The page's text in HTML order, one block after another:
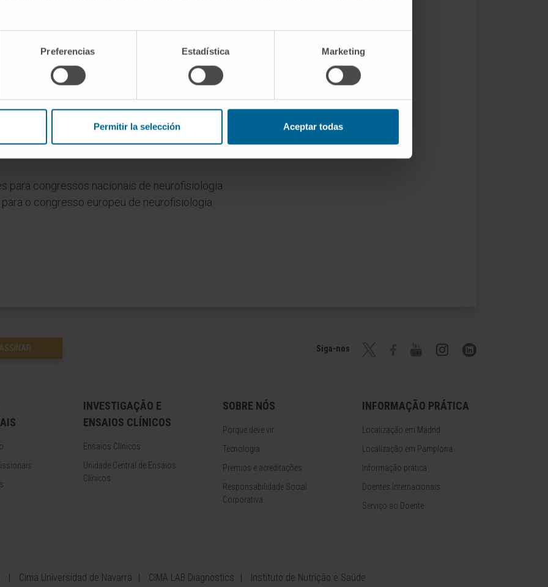
Preferencias Estadística Marketing
Permitir la selección Aceptar todas
de Neurofisiologia Clínica da
de Navarra nas disciplinas de Pré-clínica,
e Neurociências.
para congressos nacionais de neurofisiologia
o congresso europeu de neurofisiologia
ASSINAR Siga-nos
INVESTIGAÇÃO E
ENSAIOS CLÍNICOS
Ensaios Clínicos
Unidade Central de Ensaios
Clínicos
SOBRE NÓS
Porque deve vir
Tecnologia
Prémios e acreditações
Responsabilidade Social
Corporativa
INFORMAÇÃO PRÁTICA
Localização em Madrid
Localização em Pamplona
Informação prática
Doentes Internacionais
Serviço ao Doente
Cima Universidad de Navarra CIMA LAB Diagnostics Instituto de Nutrição e Saúde